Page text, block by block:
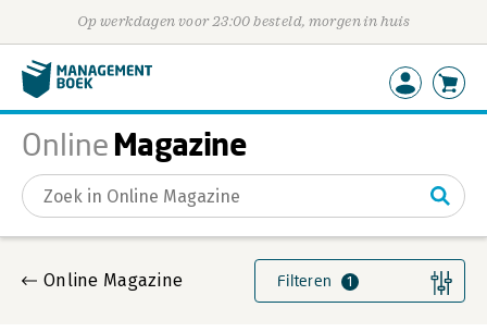
Op werkdagen voor 23:00 besteld, morgen in huis
Online Magazine
Gevonden artikelen
Online Magazine Filteren 1